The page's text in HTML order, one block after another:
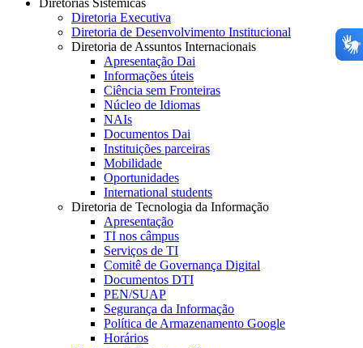
Diretoria Executiva
Diretoria de Desenvolvimento Institucional
Diretoria de Assuntos Internacionais
Apresentação Dai
Informações úteis
Ciência sem Fronteiras
Núcleo de Idiomas
NAIs
Documentos Dai
Instituições parceiras
Mobilidade
Oportunidades
International students
Diretoria de Tecnologia da Informação
Apresentação
TI nos câmpus
Serviços de TI
Comitê de Governança Digital
Documentos DTI
PEN/SUAP
Segurança da Informação
Política de Armazenamento Google
Horários